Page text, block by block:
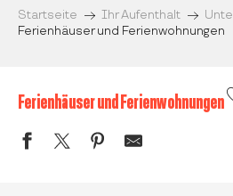
Startseite Ihr Aufenthalt
Ferienhäuser und Ferienwohnungen
Ferienhäuser und Ferienwohnungen